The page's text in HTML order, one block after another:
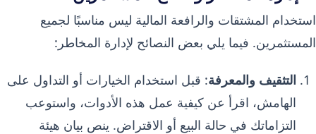
استخدام المشتقات والرافعة المالية ليس مناسبًا لجميع
المستثمرين. فيما يلي بعض النصائح لإدارة المخاطر:
التثقيف والمعرفة: قبل استخدام الخيارات أو التداول على
الهامش، اقرأ عن كيفية عمل هذه الأدوات، واستوعب
التزاماتك في حالة البيع أو الاقتراض. ينص بيان هيئة